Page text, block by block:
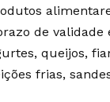
de validade
queijos,
frias,